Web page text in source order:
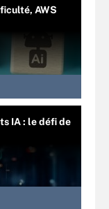
AWS
IA : le défi de